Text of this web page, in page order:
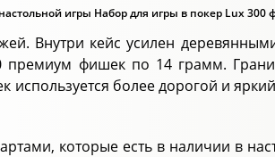
игры Набор для игры в покер Lux
Внутри кейс усилен
премиум фишек по 14 грамм.
более дорогой и
которые есть в наличии в